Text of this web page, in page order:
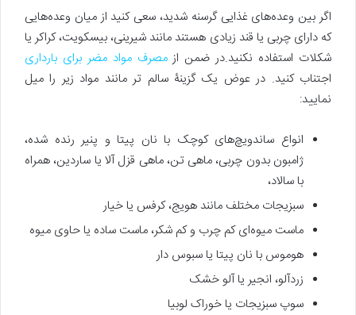
اگر بین وعده‌های غذایی گرسنه شدید، سعی کنید از میان وعده‌هایی
که دارای چربی یا قند زیادی هستند مانند شیرینی، بیسکویت، کراکر یا
شکلات استفاده نکنید.در ضمن ازمصرف مواد مضر برای بارداری
اجتناب کنید. در عوض یک گزینۀ سالم‎ تر مانند مواد زیر را میل
نمایید:
انواع ساندویچ‌های کوچک با نان پیتا و پنیر رنده شده،
ژامبون بدون چربی، ماهی تن، ماهی قزل آلا یا ساردین، همراه
با سالاد،
سبزیجات مختلف مانند هویج، کرفس یا خیار
ماست میوه‌ای کم چرب و کم شکر، ماست ساده یا حاوی میوه
هوموس با نان پیتا یا سبوس دار
زردآلو، انجیر یا آلو خشک
سوپ سبزیجات یا خوراک لوبیا